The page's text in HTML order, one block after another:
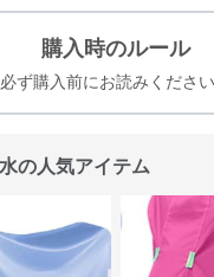
購入時のルール
必ず購入前にお読みください
の人気アイテム